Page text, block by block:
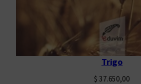
Trigo
$ 37.650,00